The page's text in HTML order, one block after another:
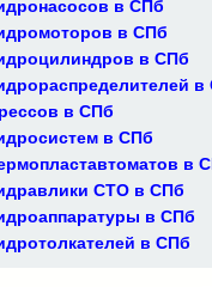
в СПб
в СПб
в СПб
в
в СПб
в СПб
в
СТО в СПб
в СПб
в СПб